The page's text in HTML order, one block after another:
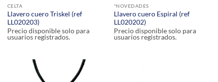
CELTA
Llavero cuero Triskel (ref
LL020203)
Precio disponible solo para
usuarios registrados.
*NOVEDADES
Llavero cuero Espiral (ref
LL020202)
Precio disponible solo para
usuarios registrados.